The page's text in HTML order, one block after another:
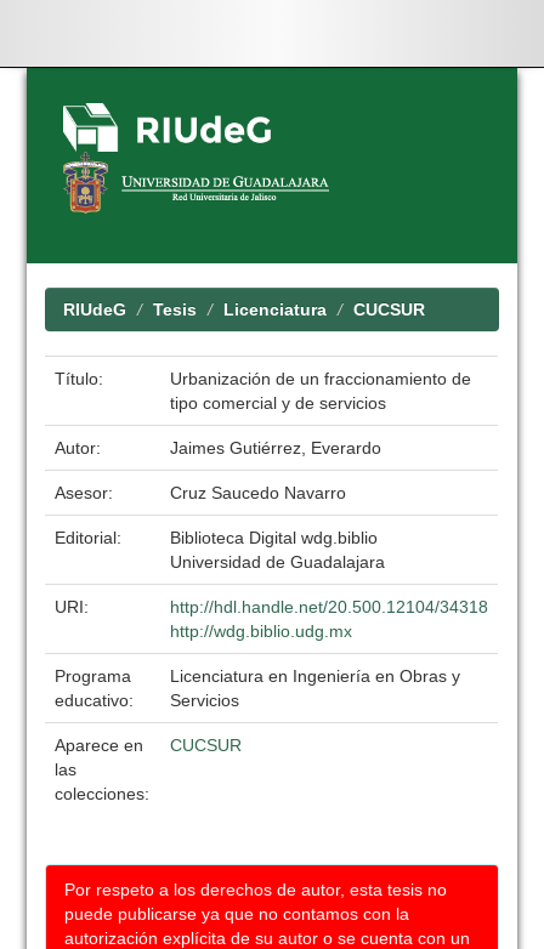
Skip
navigation
RIUdeG Tesis Licenciatura CUCSUR
Título:
Urbanización de un fraccionamiento de
tipo comercial y de servicios
Autor: Jaimes Gutiérrez, Everardo
Asesor: Cruz Saucedo Navarro
Editorial:
Biblioteca Digital wdg.biblio
Universidad de Guadalajara
URI:
http://hdl.handle.net/20.500.12104/34318
http://wdg.biblio.udg.mx
Programa
educativo:
Licenciatura en Ingeniería en Obras y
Servicios
Aparece en
las
colecciones:
CUCSUR
Por respeto a los derechos de autor, esta tesis no
puede publicarse ya que no contamos con la
autorización explícita de su autor o se cuenta con un